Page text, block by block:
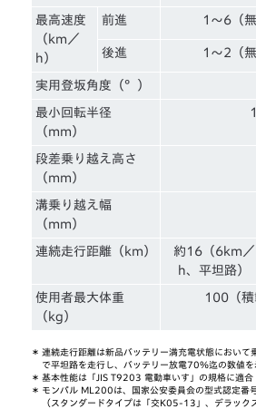
最高速度
（km／
h）
前進 1～6（
後進 1～2（
実用登坂角度（°）
最小回転半径
（mm）
段差乗り越え高さ
（mm）
溝乗り越え幅
（mm）
連続走行距離（km）
約16（6km／
h、平坦路）
使用者最大体重
（kg）
100（積
＊ 連続走行距離は新品バッテリー満充電状態におい
で平坦路を走行し、バッテリー放電70％迄の数値を
＊ 基本性能は「JIS T9203 電動車いす」の規格に適合
＊ モンパル ML200は、国家公安委員会の型式認定番
（スタンダードタイプは「交K05-13」、デラック